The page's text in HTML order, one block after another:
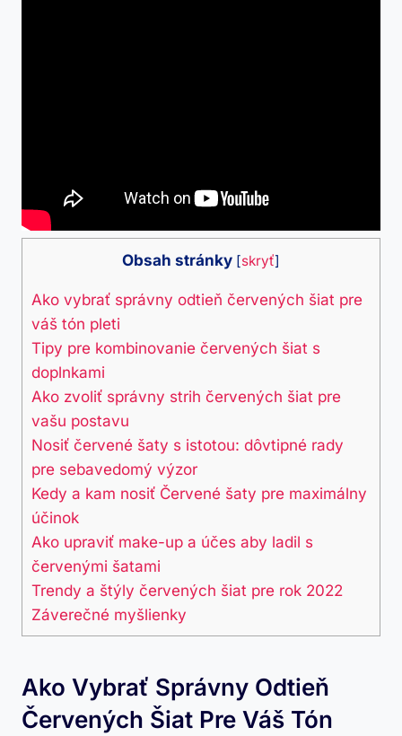
Obsah stránky [skryť]
Ako vybrať ⁢správny odtieň červených šiat pre
váš tón pleti
Tipy ​pre kombinovanie červených šiat s
doplnkami
Ako zvoliť správny strih červených šiat⁢ pre
⁣vašu postavu
Nosiť červené šaty⁤ s istotou: dôvtipné rady
pre sebavedomý výzor
Kedy a kam nosiť⁤ Červené šaty pre maximálny
účinok
Ako upraviť‌ make-up‍ a účes aby ladil s
červenými šatami
Trendy a štýly‌ červených šiat pre ⁢rok 2022
Záverečné myšlienky
Ako Vybrať ⁢správny Odtieň
Červených Šiat Pre Váš Tón